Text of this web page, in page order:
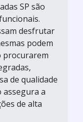
SP são
desfrutar
podem
procurarem
de qualidade
assegura a
de alta